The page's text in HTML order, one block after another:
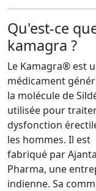
Qu'est-ce
kamagra ?
Le Kamagra® est
médicament
la molécule de
utilisée pour
dysfonction
les hommes. Il est
fabriqué par Ajanta
Pharma, une
indienne. Sa